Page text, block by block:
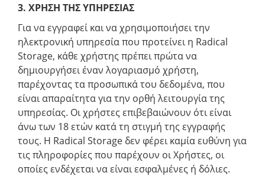
3. ΧΡΗΣΗ ΤΗΣ ΥΠΗΡΕΣΙΑΣ
Για να εγγραφεί και να χρησιμοποιήσει την
ηλεκτρονική υπηρεσία που προτείνει η Radical
Storage, κάθε χρήστης πρέπει πρώτα να
δημιουργήσει έναν λογαριασμό χρήστη,
παρέχοντας τα προσωπικά του δεδομένα, που
είναι απαραίτητα για την ορθή λειτουργία της
υπηρεσίας. Οι χρήστες επιβεβαιώνουν ότι είναι
άνω των 18 ετών κατά τη στιγμή της εγγραφής
τους. Η Radical Storage δεν φέρει καμία ευθύνη για
τις πληροφορίες που παρέχουν οι Χρήστες, οι
οποίες ενδέχεται να είναι εσφαλμένες ή δόλιες.